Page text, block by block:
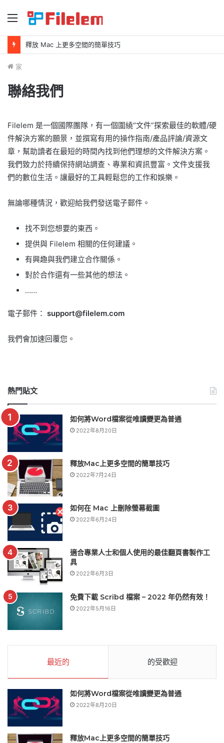
釋放 Mac 上更多空間的簡單技巧
家
聯絡我們
Filelem 是一個國際團隊，有一個圍繞“文件”探索最佳的軟體/硬
件解決方案的願景，並撰寫有用的操作指南/產品評論/資源文
章，幫助讀者在最短的時間內找到他們理想的文件解決方案。
我們致力於持續保持網站調查、專業和資訊豐富。文件支援我
們的數位生活。讓最好的工具輕鬆您的工作和娛樂。
無論哪種情況，歡迎給我們發送電子郵件。
找不到您想要的東西。
提供與 Filelem 相關的任何建議。
有興趣與我們建立合作關係。
對於合作還有一些其他的想法。
……
電子郵件： support@filelem.com
我們會加速回覆您。
熱門貼文
如何將Word檔案從唯讀變更為普通
2022年8月20日
釋放Mac上更多空間的簡單技巧
2022年7月24日
如何在 Mac 上刪除螢幕截圖
2022年6月24日
適合專業人士和個人使用的最佳翻頁書製作工
具
2022年6月3日
免費下載 Scribd 檔案 – 2022 年仍然有效！
2022年5月16日
最近的 的受歡迎
如何將Word檔案從唯讀變更為普通
2022年8月20日
釋放Mac上更多空間的簡單技巧